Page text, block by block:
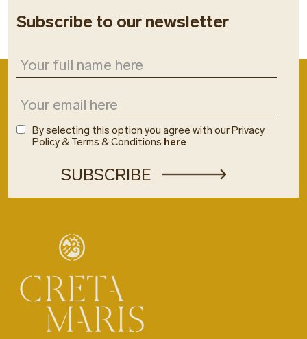
Subscribe to our newsletter
By selecting this option you agree with our Privacy
Policy & Terms & Conditions here